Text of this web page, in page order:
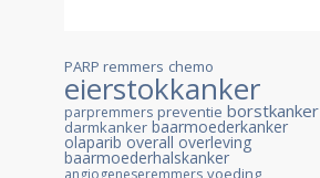
PARP remmers chemo
eierstokkanker
parpremmers preventie borstkanker
darmkanker baarmoederkanker
olaparib overall overleving
baarmoederhalskanker
angiogeneseremmers voeding